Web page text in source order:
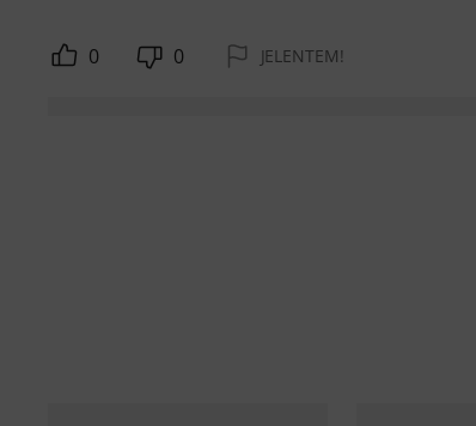
0 0 JELENTEM!